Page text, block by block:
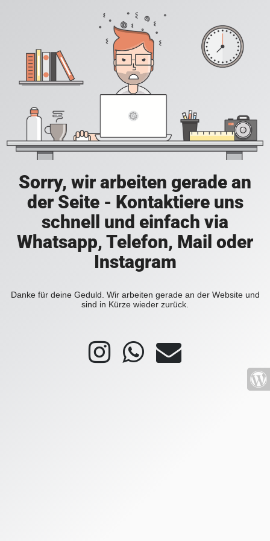
Sorry, wir arbeiten gerade an
der Seite - Kontaktiere uns
schnell und einfach via
Whatsapp, Telefon, Mail oder
Instagram
Danke für deine Geduld. Wir arbeiten gerade an der Website und
sind in Kürze wieder zurück.